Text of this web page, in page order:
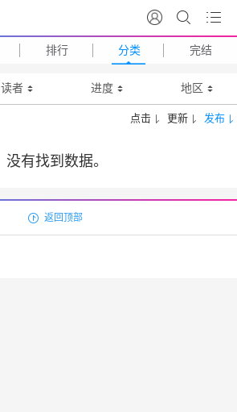
排行 分类 完结
读者 进度 地区
发布
更新
点击
没有找到数据。
返回顶部